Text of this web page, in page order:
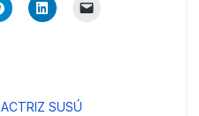
ACTRIZ SUSÚ